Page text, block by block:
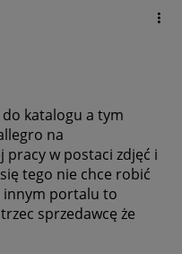
katalogu a tym
na
pracy w postaci zdjęć i
tego nie chce robić
innym portalu to
sprzedawcę że